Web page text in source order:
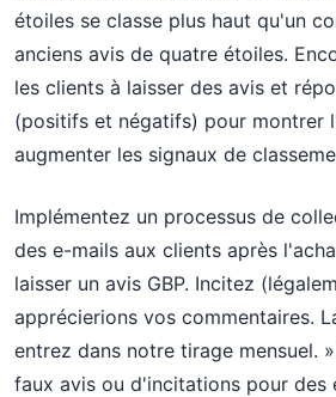
étoiles se classe plus haut qu'un
anciens avis de quatre étoiles.
les clients à laisser des avis et
(positifs et négatifs) pour montrer
augmenter les signaux de
Implémentez un processus de
des e-mails aux clients après
laisser un avis GBP. Incitez
apprécierions vos commentaires.
entrez dans notre tirage mensuel.
faux avis ou d'incitations pour des